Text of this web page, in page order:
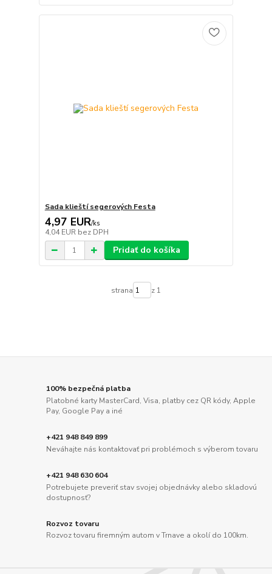
Sada klieští segerových Festa
4,97 EUR/ks
4,04 EUR bez DPH
Pridať do košíka
strana z 1
100% bezpečná platba
Platobné karty MasterCard, Visa, platby cez QR kódy, Apple
Pay, Google Pay a iné
+421 948 849 899
Neváhajte nás kontaktovať pri problémoch s výberom tovaru
+421 948 630 604
Potrebujete preveriť stav svojej objednávky alebo skladovú
dostupnosť?
Rozvoz tovaru
Rozvoz tovaru firemným autom v Trnave a okolí do 100km.